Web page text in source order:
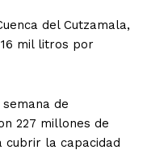
del Cutzamala,
mil litros por
de
227 millones de
cubrir la capacidad